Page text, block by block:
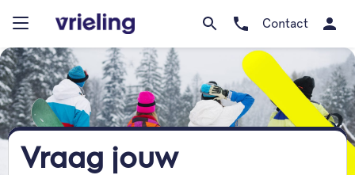
Contact
Vraag jouw